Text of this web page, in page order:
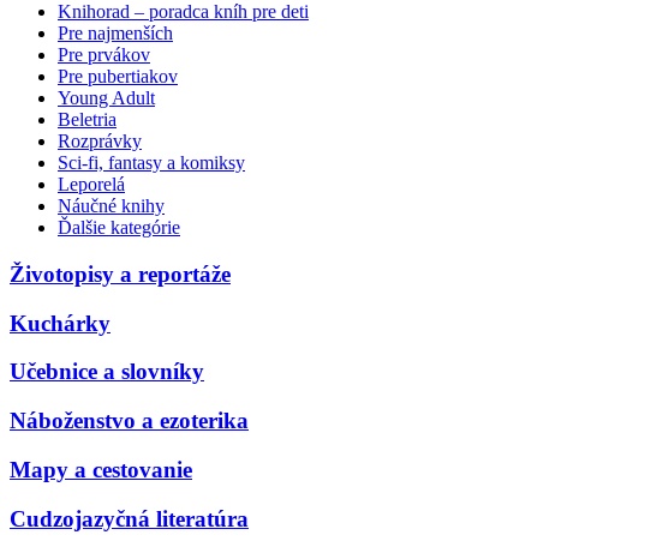
Knihorad – poradca kníh pre deti
Pre najmenších
Pre prvákov
Pre pubertiakov
Young Adult
Beletria
Rozprávky
Sci-fi, fantasy a komiksy
Leporelá
Náučné knihy
Ďalšie kategórie
Životopisy a reportáže
Kuchárky
Učebnice a slovníky
Náboženstvo a ezoterika
Mapy a cestovanie
Cudzojazyčná literatúra